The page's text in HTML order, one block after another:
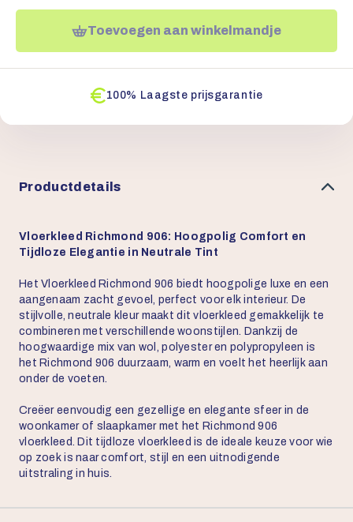
Toevoegen aan winkelmandje
100% Laagste prijsgarantie
Productdetails
Vloerkleed Richmond 906: Hoogpolig Comfort en
Tijdloze Elegantie in Neutrale Tint
Het Vloerkleed Richmond 906 biedt hoogpolige luxe en een
aangenaam zacht gevoel, perfect voor elk interieur. De
stijlvolle, neutrale kleur maakt dit vloerkleed gemakkelijk te
combineren met verschillende woonstijlen. Dankzij de
hoogwaardige mix van wol, polyester en polypropyleen is
het Richmond 906 duurzaam, warm en voelt het heerlijk aan
onder de voeten.
Creëer eenvoudig een gezellige en elegante sfeer in de
woonkamer of slaapkamer met het Richmond 906
vloerkleed. Dit tijdloze vloerkleed is de ideale keuze voor wie
op zoek is naar comfort, stijl en een uitnodigende
uitstraling in huis.